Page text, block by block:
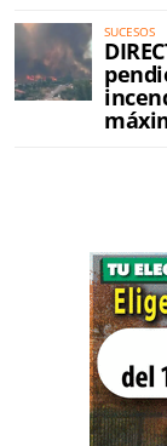
SUCESOS